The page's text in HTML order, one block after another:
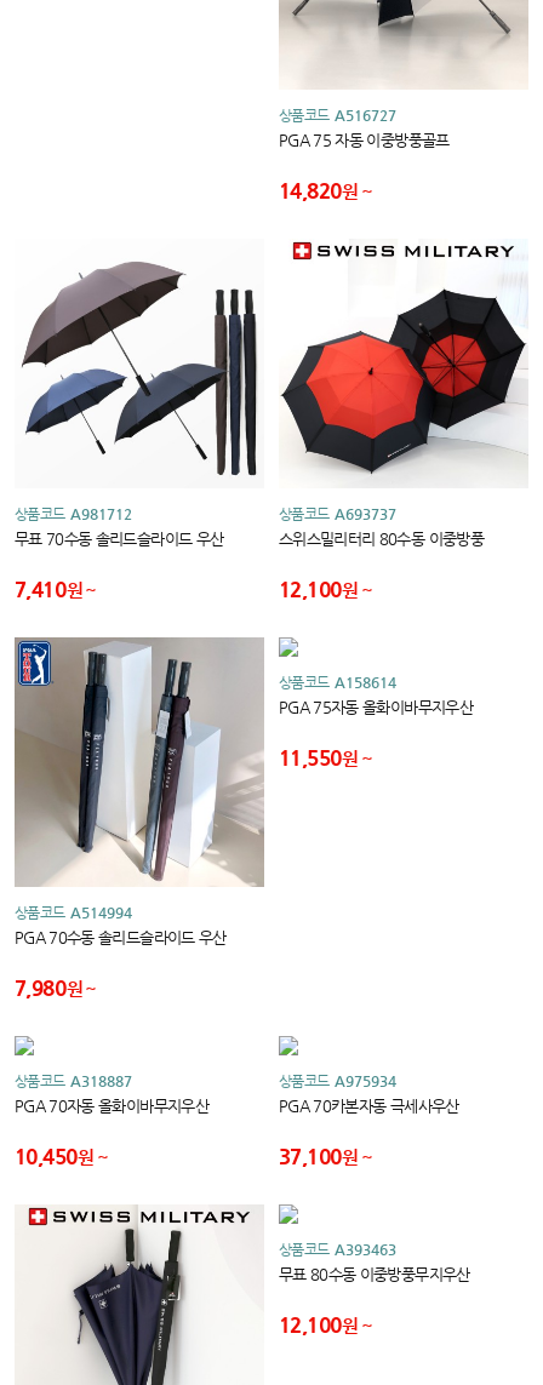
상품코드 A516727
PGA 75 자동 이중방풍골프
14,820원
상품코드 A981712
무표 70수동 솔리드슬라이드 우산
7,410원
상품코드 A693737
스위스밀리터리 80수동 이중방풍
12,100원
상품코드 A514994
PGA 70수동 솔리드슬라이드 우산
7,980원
상품코드 A158614
PGA 75자동 올화이바무지우산
11,550원
상품코드 A318887
PGA 70자동 올화이바무지우산
10,450원
상품코드 A975934
PGA 70카본자동 극세사우산
37,100원
상품코드 A393463
무표 80수동 이중방풍무지우산
12,100원